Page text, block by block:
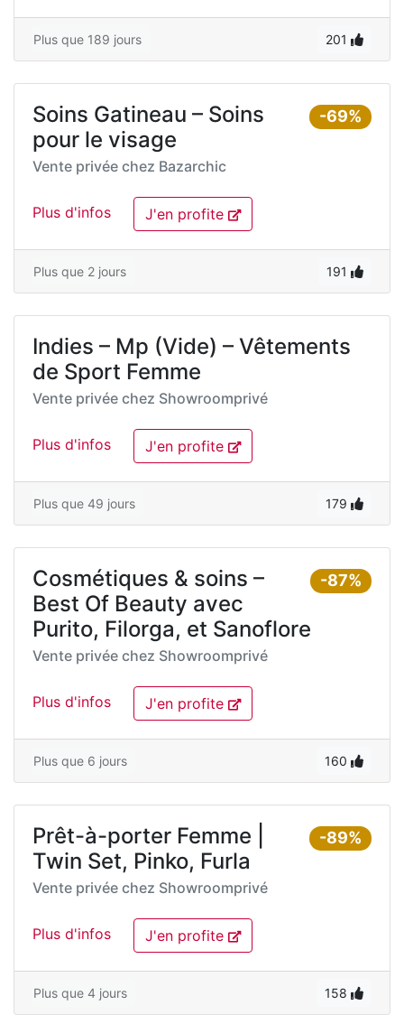
Plus que 189 jours 201
-69%
Soins Gatineau – Soins
pour le visage
Vente privée chez Bazarchic
Plus d'infos J'en profite
Plus que 2 jours 191
Indies – Mp (Vide) – Vêtements
de Sport Femme
Vente privée chez Showroomprivé
Plus d'infos J'en profite
Plus que 49 jours 179
-87%
Cosmétiques & soins –
Best Of Beauty avec
Purito, Filorga, et Sanoflore
Vente privée chez Showroomprivé
Plus d'infos J'en profite
Plus que 6 jours 160
-89%
Prêt-à-porter Femme |
Twin Set, Pinko, Furla
Vente privée chez Showroomprivé
Plus d'infos J'en profite
Plus que 4 jours 158